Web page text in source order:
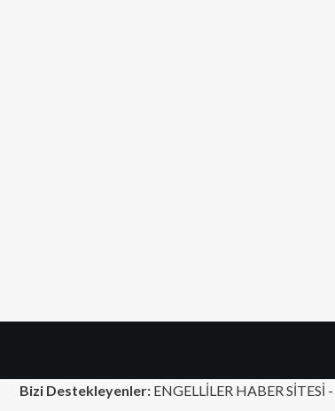
Bizi Destekleyenler: ENGELLİLER HABER SİTESİ -